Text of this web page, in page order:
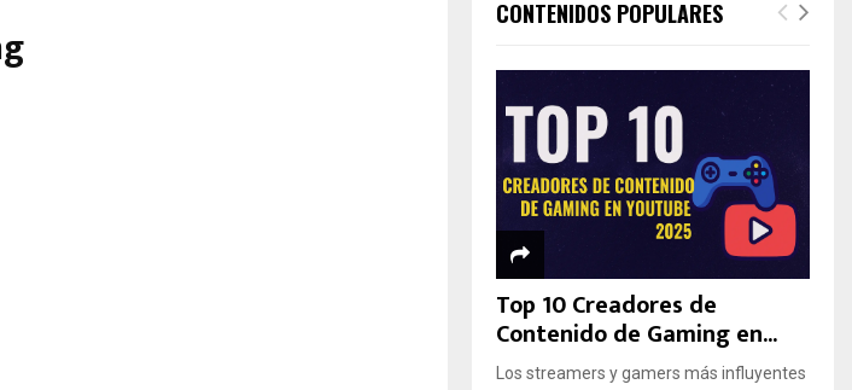
CONTENIDOS POPULARES
Top 10 Creadores de
Contenido de Gaming en...
Los streamers y gamers más influyentes